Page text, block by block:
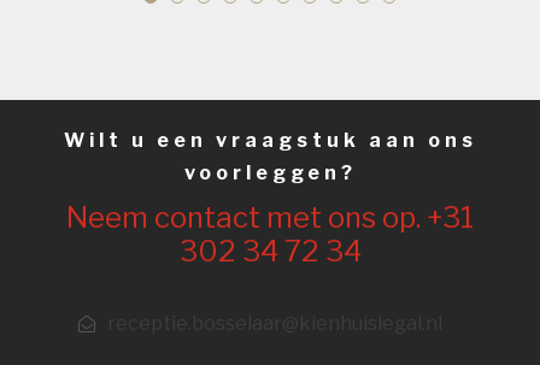
Wilt u een vraagstuk aan ons
voorleggen?
Neem contact met ons op. +31
302 34 72 34